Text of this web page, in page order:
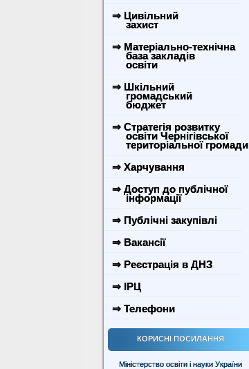
⇒ Цивільний
захист
⇒ Матеріально-технічна
база закладів
освіти
⇒ Шкільний
громадський
бюджет
⇒ Стратегія розвитку
освіти Чернігівської
територіальної громади
⇒ Харчування
⇒ Доступ до публічної
інформації
⇒ Публічні закупівлі
⇒ Вакансії
⇒ Реєстрація в ДНЗ
⇒ ІРЦ
⇒ Телефони
КОРИСНІ ПОСИЛАННЯ
Міністерство освіти і науки України